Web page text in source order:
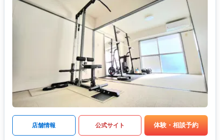
店舗情報 公式サイト 体験・相談予約